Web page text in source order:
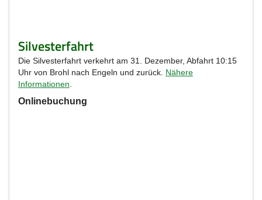
Silvesterfahrt
Die Silvesterfahrt verkehrt am 31. Dezember, Abfahrt 10:15
Uhr von Brohl nach Engeln und zurück. Nähere
Informationen
Onlinebuchung